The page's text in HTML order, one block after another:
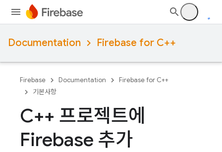
Documentation Firebase for C++
Firebase Documentation
Firebase for C++
기본사항
C++ 프로젝트에
Firebase 추가